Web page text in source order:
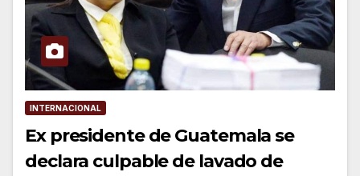
INTERNACIONAL
Ex presidente de Guatemala se
declara culpable de lavado de